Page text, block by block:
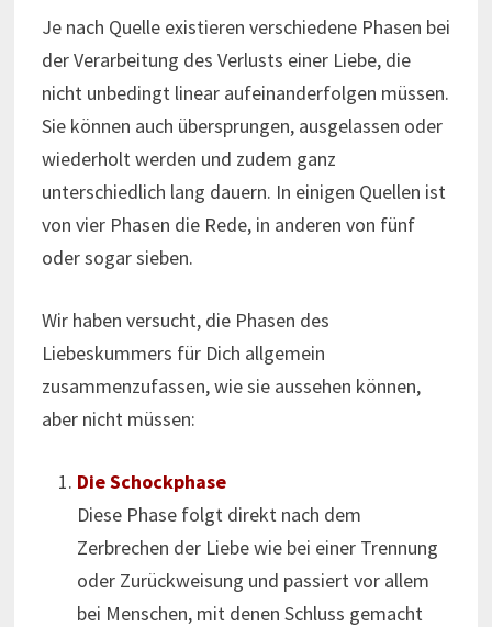
Je nach Quelle existieren verschiedene Phasen bei
der Verarbeitung des Verlusts einer Liebe, die
nicht unbedingt linear aufeinanderfolgen müssen.
Sie können auch übersprungen, ausgelassen oder
wiederholt werden und zudem ganz
unterschiedlich lang dauern. In einigen Quellen ist
von vier Phasen die Rede, in anderen von fünf
oder sogar sieben.
Wir haben versucht, die Phasen des
Liebeskummers für Dich allgemein
zusammenzufassen, wie sie aussehen können,
aber nicht müssen:
Die Schockphase
Diese Phase folgt direkt nach dem
Zerbrechen der Liebe wie bei einer Trennung
oder Zurückweisung und passiert vor allem
bei Menschen, mit denen Schluss gemacht